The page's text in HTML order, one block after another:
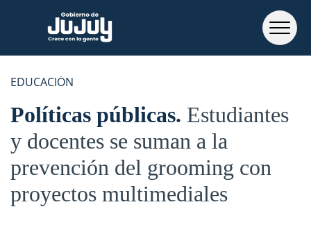
EDUCACIÓN
Políticas públicas Estudiantes
y docentes se suman a la
prevención del grooming con
proyectos multimediales